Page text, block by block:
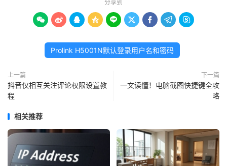
分享到
        
Prolink H5001N默认登录用户名和密码
上一篇
抖音仅相互关注评论权限设置教
程
下一篇
一文读懂！电脑截图快捷键全攻
略
相关推荐